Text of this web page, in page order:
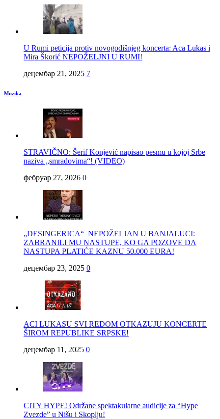
U Rumi peticija protiv novogodišnjeg koncerta: Aca Lukas i
Mira Škorić NEPOŽELJNI U RUMI!
децембар 21, 2025 7
Muzika
STRAVIČNO: Šerif Konjević napisao pesmu u kojoj Srbe
naziva „smradovima“! (VIDEO)
фебруар 27, 2026 0
„DESINGERICA“ NEPOŽELJAN U BANJALUCI:
ZABRANILI MU NASTUPE, KO GA POZOVE DA
NASTUPA PLATIĆE KAZNU 50.000 EURA!
децембар 23, 2025 0
ACI LUKASU SVI REDOM OTKAZUJU KONCERTE
ŠIROM REPUBLIKE SRPSKE!
децембар 11, 2025 0
CITY HYPE! Održane spektakularne audicije za “Hype
Zvezde” u Nišu i Skoplju!